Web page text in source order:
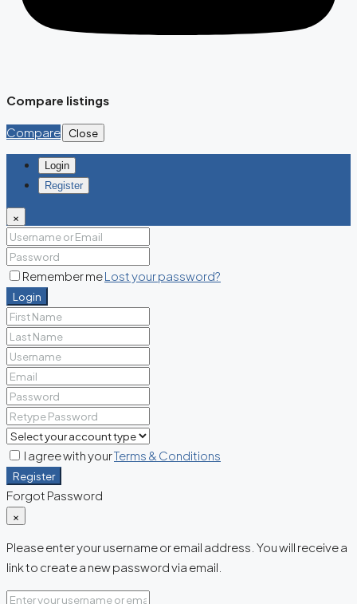
Compare listings
Compare Close
Login
Register
×
Remember meLost your password?
Login
I agree with yourTerms & Conditions
Register
Forgot Password
×
Please enter your username or email address. You will receive a
link to create a new password via email.